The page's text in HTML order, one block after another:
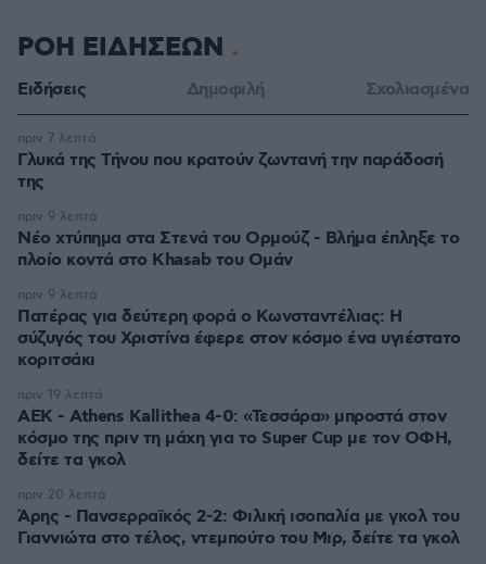
ΡΟΗ ΕΙΔΗΣΕΩΝ
Ειδήσεις Δημοφιλή Σχολιασμένα
Γλυκά της Τήνου που κρατούν ζωντανή την παράδοσή
της
πριν 7 λεπτά
Νέο χτύπημα στα Στενά του Ορμούζ - Βλήμα έπληξε το
πλοίο κοντά στο Khasab του Ομάν
πριν 9 λεπτά
Πατέρας για δεύτερη φορά ο Κωνσταντέλιας: Η
σύζυγός του Χριστίνα έφερε στον κόσμο ένα υγιέστατο
κοριτσάκι
πριν 9 λεπτά
ΑΕΚ - Athens Kallithea 4-0: «Τεσσάρα» μπροστά στον
κόσμο της πριν τη μάχη για το Super Cup με τον ΟΦΗ,
δείτε τα γκολ
πριν 19 λεπτά
Άρης - Πανσερραϊκός 2-2: Φιλική ισοπαλία με γκολ του
Γιαννιώτα στο τέλος, ντεμπούτο του Μιρ, δείτε τα γκολ
πριν 20 λεπτά